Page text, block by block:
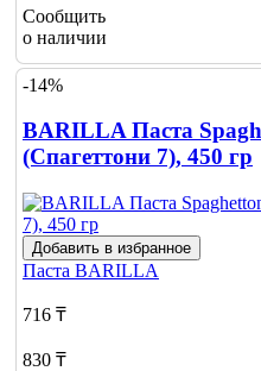
Сообщить
о наличии
-14%
BARILLA Паста
(Спагеттони 7), 450 гр
Добавить в избранное
Паста BARILLA
716 ₸
830 ₸